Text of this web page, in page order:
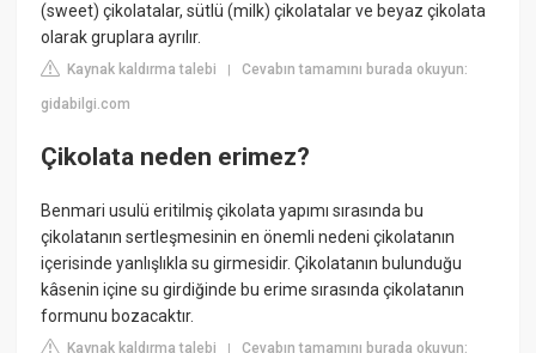
(sweet) çikolatalar, sütlü (milk) çikolatalar ve beyaz çikolata
olarak gruplara ayrılır.
Kaynak kaldırma talebi |Cevabın tamamını burada okuyun:
gidabilgi.com
Çikolata neden erimez?
Benmari usulü eritilmiş çikolata yapımı sırasında bu
çikolatanın sertleşmesinin en önemli nedeni çikolatanın
içerisinde yanlışlıkla su girmesidir. Çikolatanın bulunduğu
kâsenin içine su girdiğinde bu erime sırasında çikolatanın
formunu bozacaktır.
Kaynak kaldırma talebi |Cevabın tamamını burada okuyun: